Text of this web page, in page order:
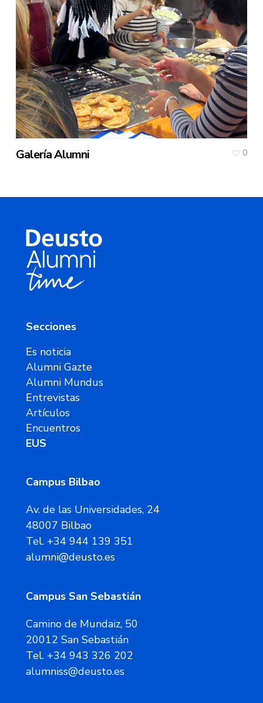
Galería Alumni 0
Secciones
Es noticia
Alumni Gazte
Alumni Mundus
Entrevistas
Artículos
Encuentros
EUS
Campus Bilbao
Av. de las Universidades, 24
48007 Bilbao
Tel. +34 944 139 351
alumni@deusto.es
Campus San Sebastián
Camino de Mundaiz, 50
20012 San Sebastián
Tel. +34 943 326 202
alumniss@deusto.es